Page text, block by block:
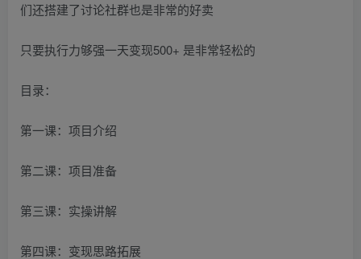
们还搭建了讨论社群也是非常的好卖
只要执行力够强一天变现500+ 是非常轻松的
目录：
第一课：项目介绍
第二课：项目准备
第三课：实操讲解
第四课：变现思路拓展